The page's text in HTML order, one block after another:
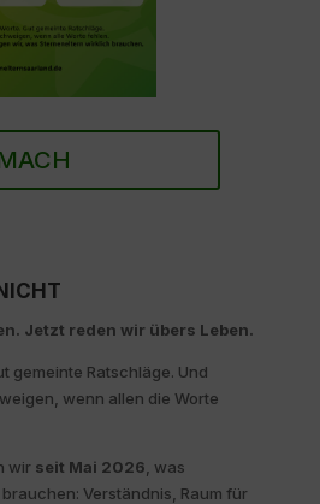
Jetzt reden wir übers Leben.
gemeinte Ratschläge. Und
wenn allen die Worte
wir seit Mai 2026 , was
Verständnis, Raum für